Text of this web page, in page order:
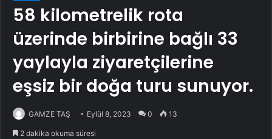
58 kilometrelik rota
üzerinde birbirine bağlı 33
yaylayla ziyaretçilerine
eşsiz bir doğa turu sunuyor.
GAMZE TAŞ Eylül 8, 2023 0 13
2 dakika okuma süresi